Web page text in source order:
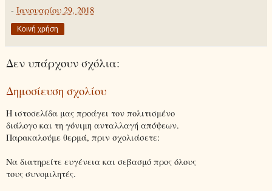
- Ιανουαρίου 29, 2018
Κοινή χρήση
Δεν υπάρχουν σχόλια:
Δημοσίευση σχολίου
Η ιστοσελίδα μας προάγει τον πολιτισμένο
διάλογο και τη γόνιμη ανταλλαγή απόψεων.
Παρακαλούμε θερμά, πριν σχολιάσετε:
Να διατηρείτε ευγένεια και σεβασμό προς όλους
τους συνομιλητές.